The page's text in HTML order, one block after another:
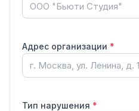
Адрес организации *
Тип нарушения *